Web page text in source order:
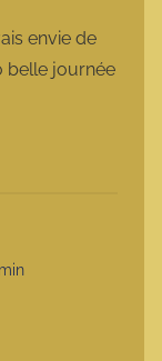
envie de
belle journée